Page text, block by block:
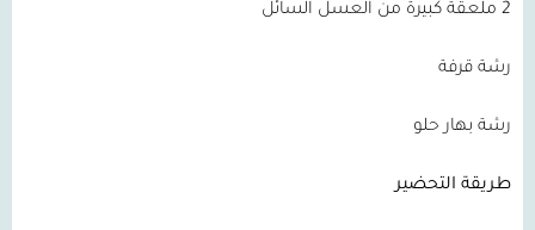
2 ملعقة كبيرة من العسل السائل
رشة قرفة
رشة بهار حلو
طريقة التحضير